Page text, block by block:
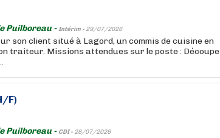
Puilboreau -Intérim - 29/07/2026
son client situé à Lagord, un commis de cuisine en
traiteur. Missions attendues sur le poste : Découpe
F)
Puilboreau - CDI - 28/07/2026